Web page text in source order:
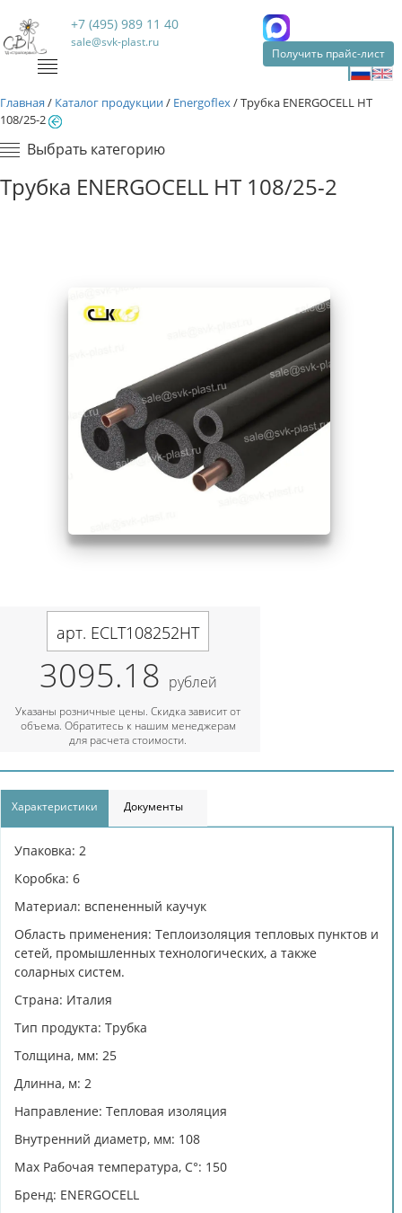
+7 (495) 989 11 40
sale@svk-plast.ru
Получить прайс-лист
Главная / Каталог продукции/ Energoflex/Трубка ENERGOCELL HT
108/25-2
Выбрать категорию
Трубка ENERGOCELL HT 108/25-2
арт. ECLT108252HT
3095.18 рублей
Указаны розничные цены. Скидка зависит от
объема. Обратитесь к нашим менеджерам
для расчета стоимости.
Характеристики Документы
Упаковка: 2
Коробка: 6
Материал: вспененный каучук
Область применения: Теплоизоляция тепловых пунктов и
сетей, промышленных технологических, а также
соларных систем.
Страна: Италия
Тип продукта: Трубка
Толщина, мм: 25
Длинна, м: 2
Направление: Тепловая изоляция
Внутренний диаметр, мм: 108
Max Рабочая температура, C°: 150
Бренд: ENERGOCELL